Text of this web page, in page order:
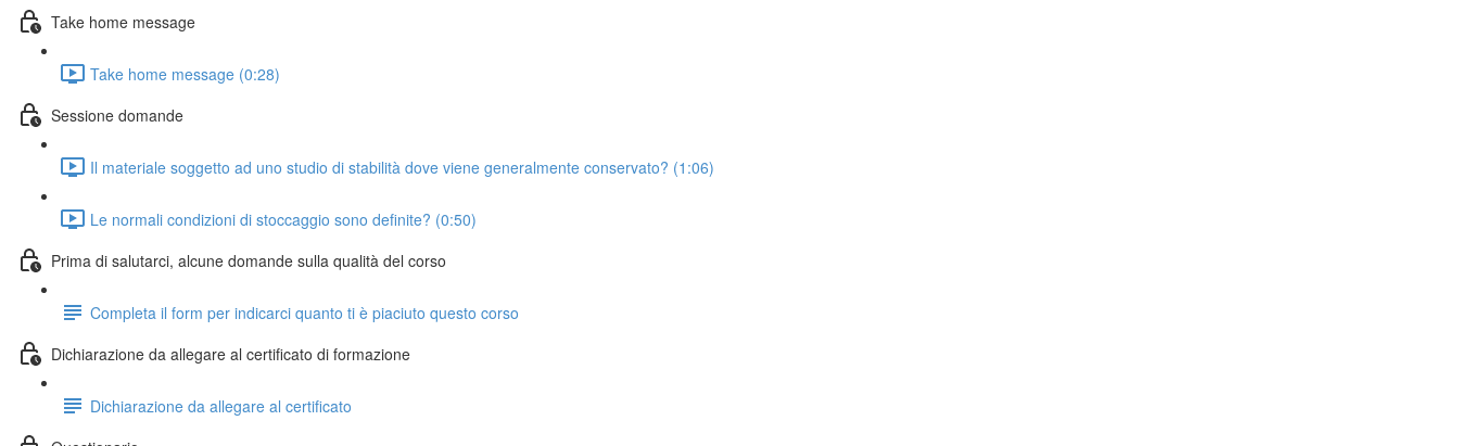
Take home message
Take home message (0:28)
Sessione domande
Il materiale soggetto ad uno studio di stabilità dove viene generalmente conservato? (1:06)
Le normali condizioni di stoccaggio sono definite? (0:50)
Prima di salutarci, alcune domande sulla qualità del corso
Completa il form per indicarci quanto ti è piaciuto questo corso
Dichiarazione da allegare al certificato di formazione
Dichiarazione da allegare al certificato